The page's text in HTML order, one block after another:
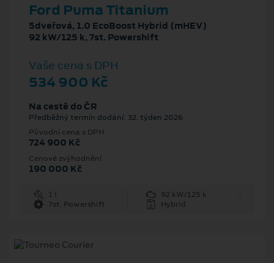
Ford Puma Titanium
5dveřová, 1.0 EcoBoost Hybrid (mHEV)
92 kW/125 k, 7st. Powershift
Vaše cena s DPH
534 900 Kč
Na cestě do ČR
Předběžný termín dodání: 32. týden 2026
Původní cena s DPH
724 900 Kč
Cenové zvýhodnění
190 000 Kč
1 l
92 kW/125 k
7st. Powershift
Hybrid